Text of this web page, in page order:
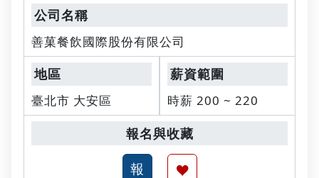
善菓餐飲國際股份有限公司
臺北市 大安區 時薪 200 ~ 220